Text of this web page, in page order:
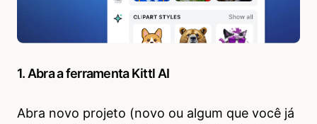
1. Abra a ferramenta Kittl AI
Abra novo projeto (novo ou algum que você já